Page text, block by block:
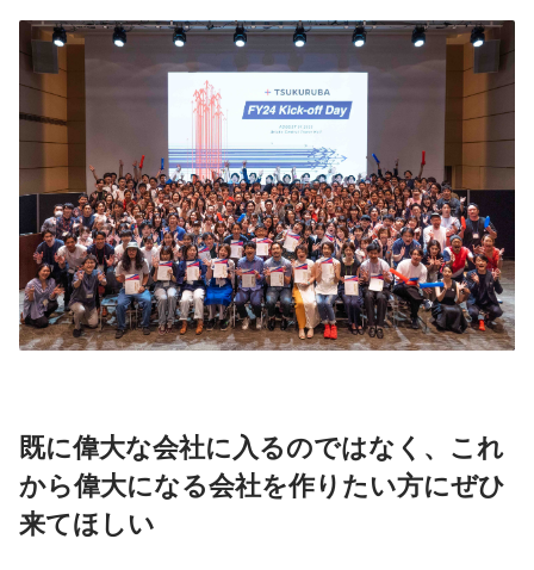
既に偉大な会社に入るのではなく、これ
から偉大になる会社を作りたい方にぜひ
来てほしい